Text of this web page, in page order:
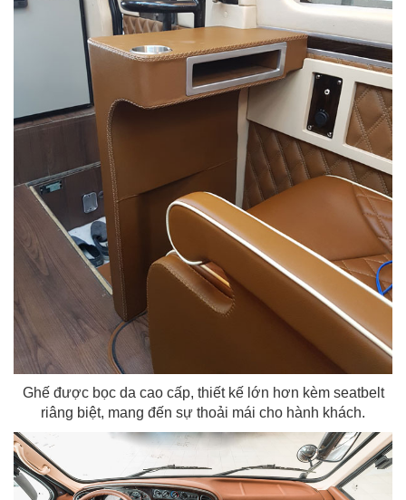
Ghế được bọc da cao cấp, thiết kế lớn hơn kèm seatbelt
riâng biệt, mang đến sự thoải mái cho hành khách.